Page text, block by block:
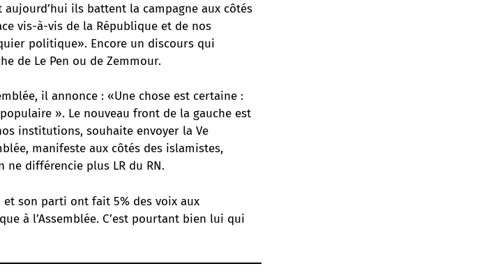
ils battent la campagne aux côtés
vis-à-vis de la République et de nos
politique». Encore un discours qui
de Le Pen ou de Zemmour.
il annonce : «Une chose est certaine :
». Le nouveau front de la gauche est
institutions, souhaite envoyer la Ve
manifeste aux côtés des islamistes,
ne différencie plus LR du RN.
son parti ont fait 5% des voix aux
à l’Assemblée. C’est pourtant bien lui qui